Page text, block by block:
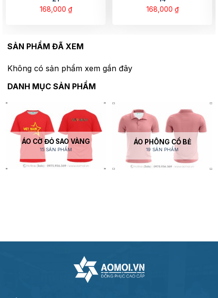
168,000 ₫
168,000 ₫
SẢN PHẨM ĐÃ XEM
Không có sản phẩm xem gần đây
DANH MỤC SẢN PHẨM
ÁO CỜ ĐỎ SAO VÀNG
15 SẢN PHẨM
ÁO PHÔNG CỔ BẺ
19 SẢN PHẨM